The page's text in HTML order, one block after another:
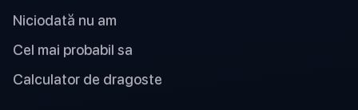
Niciodată nu am
Cel mai probabil sa
Calculator de dragoste